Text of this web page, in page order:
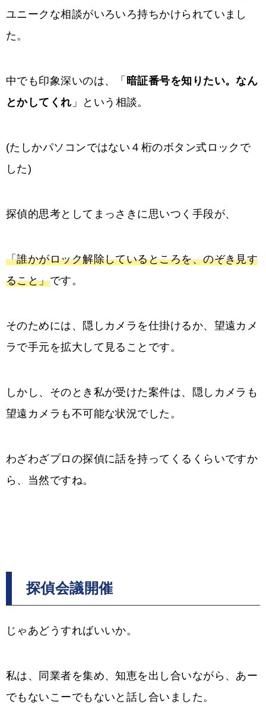
ユニークな相談がいろいろ持ちかけられていまし
た。
中でも印象深いのは、「 暗証番号を知りたい。なん
とかしてくれ」という相談。
(たしかパソコンではない４桁のボタン式ロックで
した)
探偵的思考としてまっさきに思いつく手段が、
「誰かがロック解除しているところを、のぞき見す
ること」です。
そのためには、隠しカメラを仕掛けるか、望遠カメ
ラで手元を拡大して見ることです。
しかし、そのとき私が受けた案件は、隠しカメラも
望遠カメラも不可能な状況でした。
わざわざプロの探偵に話を持ってくるくらいですか
ら、当然ですね。
探偵会議開催
じゃあどうすればいいか。
私は、同業者を集め、知恵を出し合いながら、あー
でもないこーでもないと話し合いました。